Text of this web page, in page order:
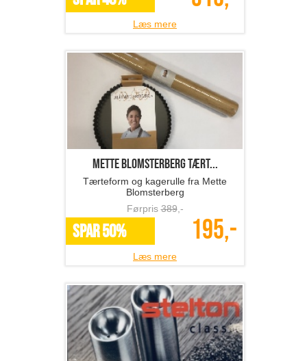
Læs mere
Mette Blomsterberg tært...
Tærteform og kagerulle fra Mette
Blomsterberg
Førpris389,-
SPAR 50% 195,-
Læs mere